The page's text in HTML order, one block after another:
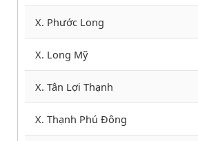
X. Phước Long
X. Long Mỹ
X. Tân Lợi Thạnh
X. Thạnh Phú Đông